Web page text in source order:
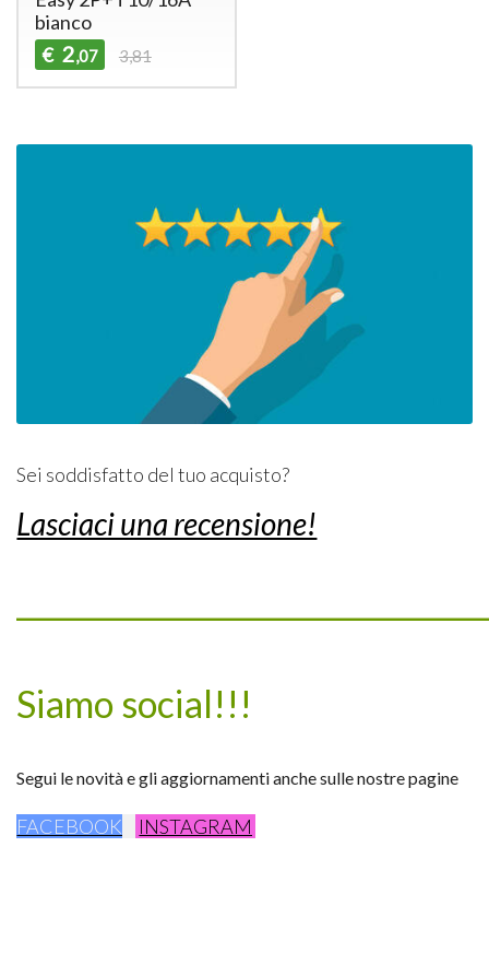
bianco
€ 2,07 3,81
Sei soddisfatto del tuo acquisto?
Lasciaci una recensione!
Siamo social!!!
Segui le novità e gli aggiornamenti anche sulle nostre pagine
FACEBOOK INSTAGRAM